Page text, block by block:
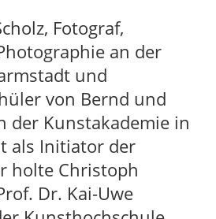
Fotograf,
an der
und
von Bernd und
der Kunstakademie in
als Initiator der
holte Christoph
Dr. Kai-Uwe